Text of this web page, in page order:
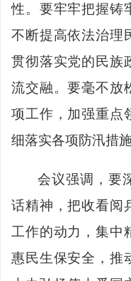
性。要牢牢把握铸
不断提高依法治理
贯彻落实党的民族
流交融。要毫不放
项工作，加强重点
细落实各项防汛措
会议强调，要
话精神，把收看阅
工作的动力，集中
惠民生保安全，推